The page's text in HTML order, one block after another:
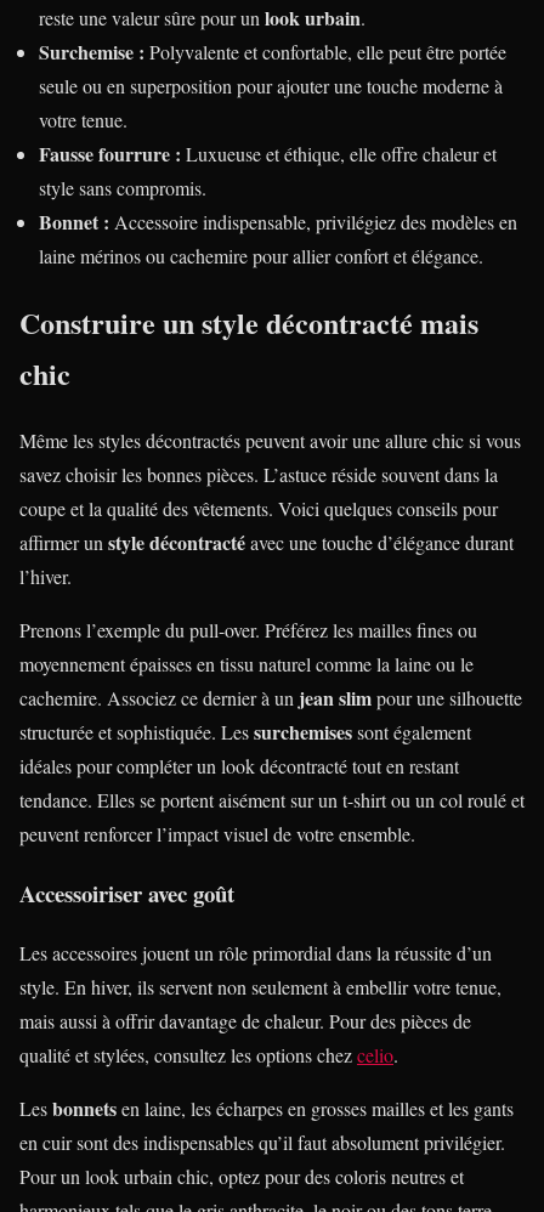
reste une valeur sûre pour unlook urbain.
Surchemise : Polyvalente et confortable, elle peut être portée
seule ou en superposition pour ajouter une touche moderne à
votre tenue.
Fausse fourrure : Luxueuse et éthique, elle offre chaleur et
style sans compromis.
Bonnet : Accessoire indispensable, privilégiez des modèles en
laine mérinos ou cachemire pour allier confort et élégance.
Construire un style décontracté mais
chic
Même les styles décontractés peuvent avoir une allure chic si vous
savez choisir les bonnes pièces. L’astuce réside souvent dans la
coupe et la qualité des vêtements. Voici quelques conseils pour
affirmer un style décontractéavec une touche d’élégance durant
l’hiver.
Prenons l’exemple du pull-over. Préférez les mailles fines ou
moyennement épaisses en tissu naturel comme la laine ou le
cachemire. Associez ce dernier à un jean slimpour une silhouette
structurée et sophistiquée. Lessurchemisessont également
idéales pour compléter un look décontracté tout en restant
tendance. Elles se portent aisément sur un t-shirt ou un col roulé et
peuvent renforcer l’impact visuel de votre ensemble.
Accessoiriser avec goût
Les accessoires jouent un rôle primordial dans la réussite d’un
style. En hiver, ils servent non seulement à embellir votre tenue,
mais aussi à offrir davantage de chaleur. Pour des pièces de
qualité et stylées, consultez les options chezcelio.
Lesbonnetsen laine, les écharpes en grosses mailles et les gants
en cuir sont des indispensables qu’il faut absolument privilégier.
Pour un look urbain chic, optez pour des coloris neutres et